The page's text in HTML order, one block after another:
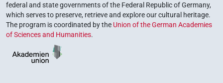
federal and state governments of the Federal Republic of Germany,
which serves to preserve, retrieve and explore our cultural heritage.
The program is coordinated by the Union of the German Academies
of Sciences and Humanities.